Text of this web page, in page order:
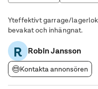
Yteffektivt garrage/
bevakat och inhängnat.
R Robin Jansson
Kontakta annonsören